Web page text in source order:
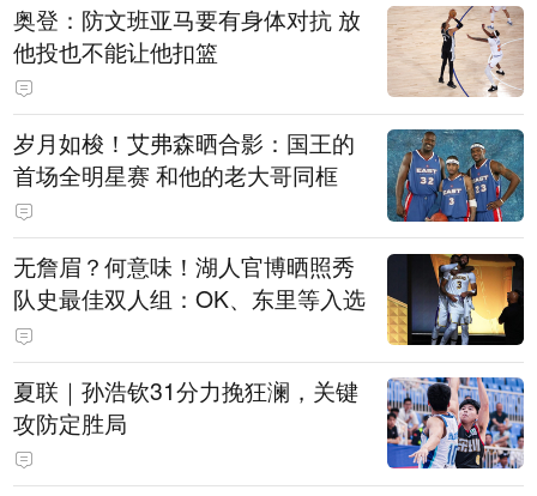
奥登：防文班亚马要有身体对抗 放
他投也不能让他扣篮
岁月如梭！艾弗森晒合影：国王的
首场全明星赛 和他的老大哥同框
无詹眉？何意味！湖人官博晒照秀
队史最佳双人组：OK、东里等入选
夏联｜孙浩钦31分力挽狂澜，关键
攻防定胜局